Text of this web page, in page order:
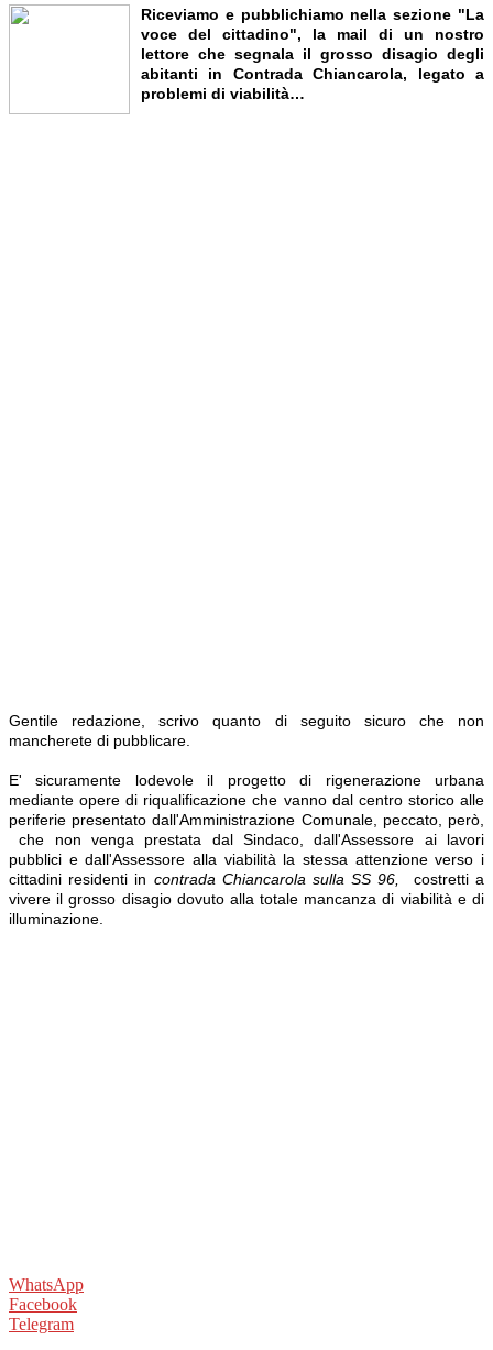
Riceviamo e pubblichiamo nella sezione "La
voce del cittadino", la mail di un nostro
lettore che segnala il grosso disagio degli
abitanti in Contrada Chiancarola, legato a
problemi di viabilità…
Gentile redazione, scrivo quanto di seguito sicuro che non
mancherete di pubblicare.
E' sicuramente lodevole il progetto di rigenerazione urbana
mediante opere di riqualificazione che vanno dal centro storico alle
periferie presentato dall'Amministrazione Comunale, peccato, però,
che non venga prestata dal Sindaco, dall'Assessore ai lavori
pubblici e dall'Assessore alla viabilità la stessa attenzione verso i
cittadini residenti in contrada Chiancarola sulla SS 96,
costretti a
vivere il grosso disagio dovuto alla totale mancanza di viabilità e di
illuminazione.
WhatsApp
Facebook
Telegram